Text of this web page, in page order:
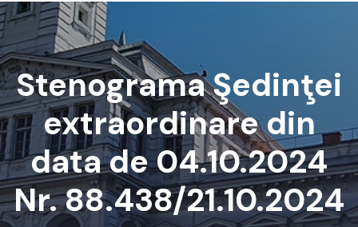
Stenograma Şedinţei
extraordinare din
data de 04.10.2024
Nr. 88.438/21.10.2024